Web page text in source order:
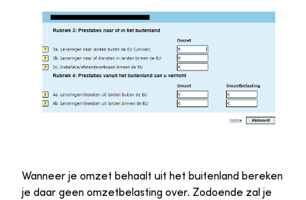
Wanneer je omzet behaalt uit het buitenland bereken
je daar geen omzetbelasting over. Zodoende zal je